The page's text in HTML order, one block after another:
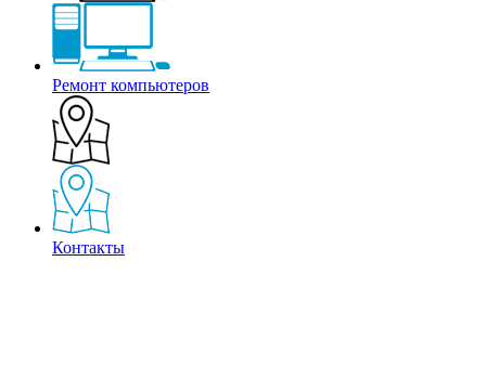
Ремонт компьютеров
Контакты